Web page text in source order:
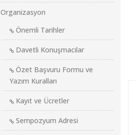
Organizasyon
Önemli Tarihler
Davetli Konuşmacılar
Özet Başvuru Formu ve
Yazım Kuralları
Kayıt ve Ücretler
Sempozyum Adresi